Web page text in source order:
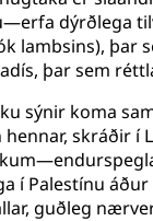
dýrðlega
lambsins),
þar sem
sýnir koma
skráðir
í Palestínu
guðleg